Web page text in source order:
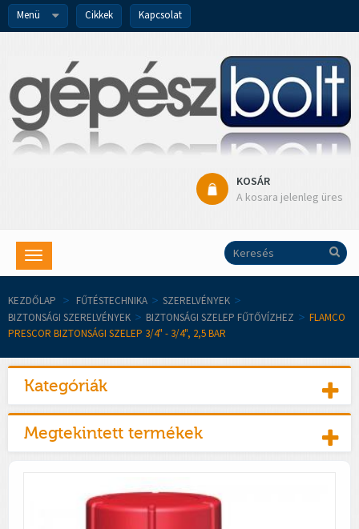
Menü Cikkek Kapcsolat
KOSÁR
A kosara jelenleg üres
Toggle
navigation
KEZDŐLAP > FŰTÉSTECHNIKA > SZERELVÉNYEK >
BIZTONSÁGI SZERELVÉNYEK > BIZTONSÁGI SZELEP FŰTŐVÍZHEZ > FLAMCO
PRESCOR BIZTONSÁGI SZELEP 3/4" - 3/4", 2,5 BAR
Kategóriák
Megtekintett termékek